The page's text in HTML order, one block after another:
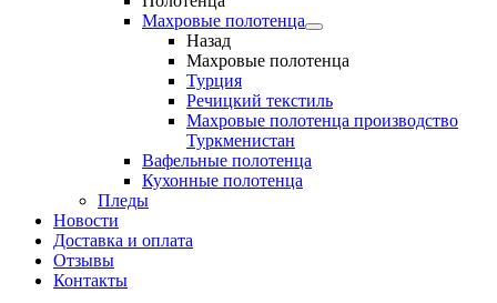
Махровые полотенца
Назад
Махровые полотенца
Турция
Речицкий текстиль
Махровые полотенца производство
Туркменистан
Вафельные полотенца
Кухонные полотенца
Пледы
Новости
Доставка и оплата
Отзывы
Контакты